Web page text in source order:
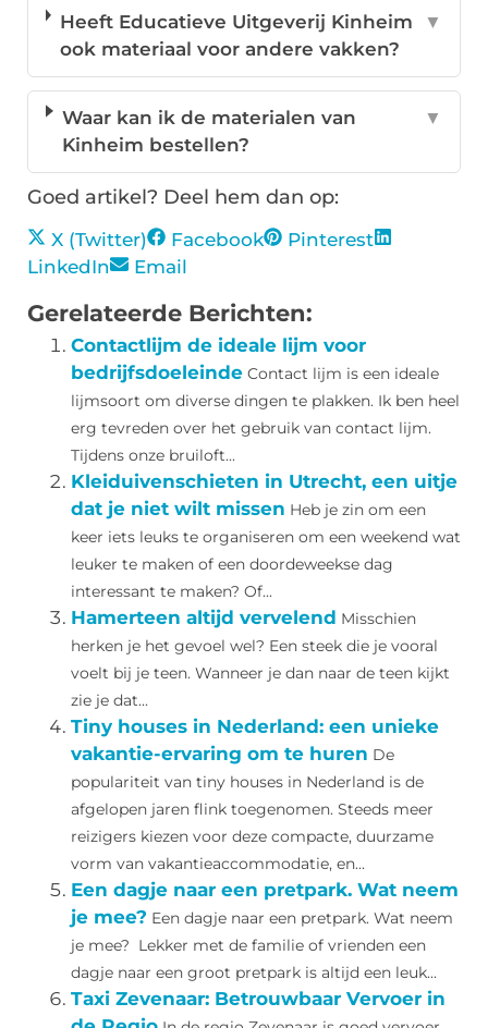
Heeft Educatieve Uitgeverij Kinheim
ook materiaal voor andere vakken?
▼
Waar kan ik de materialen van
Kinheim bestellen?
▼
Goed artikel? Deel hem dan op:
X (Twitter) Facebook
Pinterest
LinkedIn
Email
Gerelateerde Berichten:
Contactlijm de ideale lijm voor
bedrijfsdoeleinde Contact lijm is een ideale
lijmsoort om diverse dingen te plakken. Ik ben heel
erg tevreden over het gebruik van contact lijm.
Tijdens onze bruiloft...
Kleiduivenschieten in Utrecht, een uitje
dat je niet wilt missen Heb je zin om een
keer iets leuks te organiseren om een weekend wat
leuker te maken of een doordeweekse dag
interessant te maken? Of...
Hamerteen altijd vervelend Misschien
herken je het gevoel wel? Een steek die je vooral
voelt bij je teen. Wanneer je dan naar de teen kijkt
zie je dat...
Tiny houses in Nederland: een unieke
vakantie-ervaring om te huren De
populariteit van tiny houses in Nederland is de
afgelopen jaren flink toegenomen. Steeds meer
reizigers kiezen voor deze compacte, duurzame
vorm van vakantieaccommodatie, en...
Een dagje naar een pretpark. Wat neem
je mee? Een dagje naar een pretpark. Wat neem
je mee? Lekker met de familie of vrienden een
dagje naar een groot pretpark is altijd een leuk...
Taxi Zevenaar: Betrouwbaar Vervoer in